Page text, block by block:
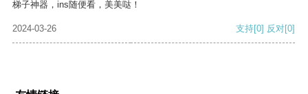
梯子神器，ins随便看，美美哒！
2024-03-26 支持[0] 反对[0]